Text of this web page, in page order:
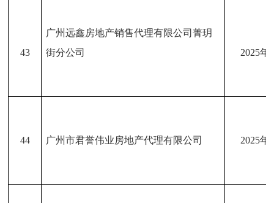
43
广州远鑫房地产销售代理有限公司菁玥
街分公司
2025年
44 广州市君誉伟业房地产代理有限公司 2025年